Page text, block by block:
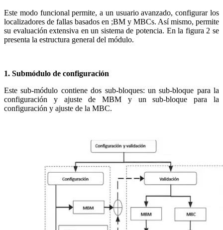
Este modo funcional permite, a un usuario avanzado, configurar los
localizadores de fallas basados en ;BM y MBCs. Así mismo, permite
su evaluación extensiva en un sistema de potencia. En la figura 2 se
presenta la estructura general del módulo.
1. Submódulo de configuración
Este sub-módulo contiene dos sub-bloques: un sub-bloque para la
configuración y ajuste de MBM y un sub-bloque para la
configuración y ajuste de la MBC.